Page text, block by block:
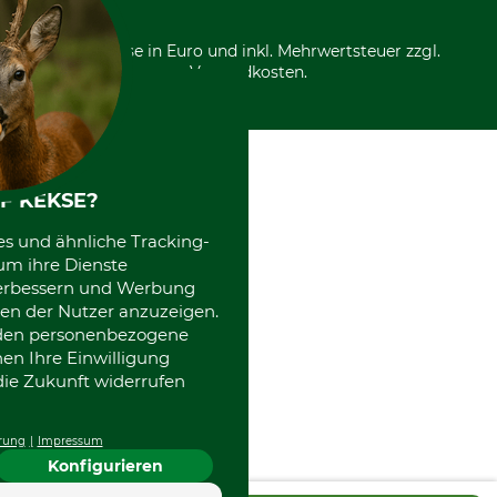
*Alle Preise in Euro und inkl. Mehrwertsteuer zzgl.
Versandkosten.
KEKSE?
und ähnliche Tracking-
ihre Dienste
und Werbung
der Nutzer anzuzeigen.
personenbezogene
Ihre Einwilligung
Zukunft widerrufen
Impressum
Konfigurieren